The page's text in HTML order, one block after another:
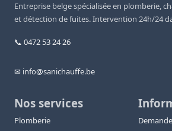
Entreprise belge spécialisée en plomberie,
et détection de fuites. Intervention 24h/24
📞 0472 53 24 26
✉ info@sanichauffe.be
Nos services
Plomberie